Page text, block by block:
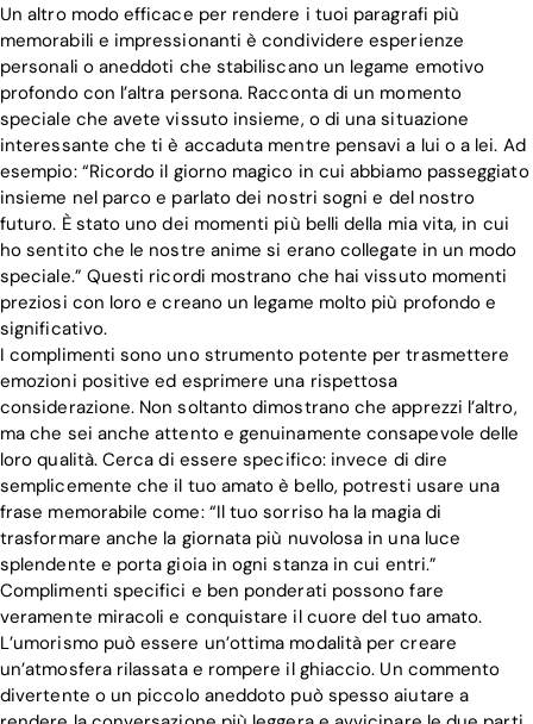
Un altro modo efficace per rendere i tuoi paragrafi più
memorabili e impressionanti è condividere esperienze
personali o aneddoti che stabiliscano un legame emotivo
profondo con l’altra persona. Racconta di un momento
speciale che avete vissuto insieme, o di una situazione
interessante che ti è accaduta mentre pensavi a lui o a lei. Ad
esempio: “Ricordo il giorno magico in cui abbiamo passeggiato
insieme nel parco e parlato dei nostri sogni e del nostro
futuro. È stato uno dei momenti più belli della mia vita, in cui
ho sentito che le nostre anime si erano collegate in un modo
speciale.” Questi ricordi mostrano che hai vissuto momenti
preziosi con loro e creano un legame molto più profondo e
significativo.
I complimenti sono uno strumento potente per trasmettere
emozioni positive ed esprimere una rispettosa
considerazione. Non soltanto dimostrano che apprezzi l’altro,
ma che sei anche attento e genuinamente consapevole delle
loro qualità. Cerca di essere specifico: invece di dire
semplicemente che il tuo amato è bello, potresti usare una
frase memorabile come: “Il tuo sorriso ha la magia di
trasformare anche la giornata più nuvolosa in una luce
splendente e porta gioia in ogni stanza in cui entri.”
Complimenti specifici e ben ponderati possono fare
veramente miracoli e conquistare il cuore del tuo amato.
L’umorismo può essere un’ottima modalità per creare
un’atmosfera rilassata e rompere il ghiaccio. Un commento
divertente o un piccolo aneddoto può spesso aiutare a